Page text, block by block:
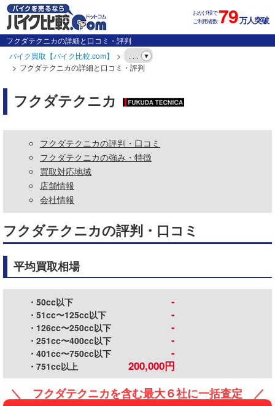
おかげ様で
ご利用者数79万人突破
フクダテクニカの詳細と口コミ・評判
バイク買取【バイク比較.com】
. . .
フクダテクニカの詳細と口コミ・評判
フクダテクニカ
フクダテクニカの評判・口コミ
フクダテクニカの強み・特徴
買取対応地域
店舗情報
会社情報
フクダテクニカの評判・口コミ
平均買取相場
・50cc以下 -
・51cc〜125cc以下 -
・126cc〜250cc以下 -
・251cc〜400cc以下 -
・401cc〜750cc以下 -
・751cc以上 200,000円
＼ フクダテクニカを含む最大６社に一括査定 ／